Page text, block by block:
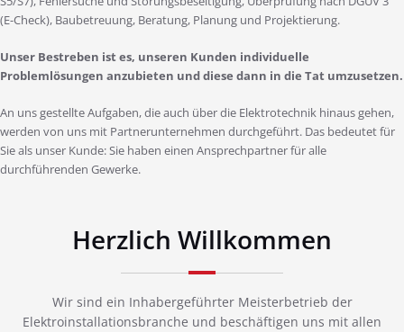
(E-Check), Baubetreuung, Beratung, Planung und Projektierung.
Unser Bestreben ist es, unseren Kunden individuelle
Problemlösungen anzubieten und diese dann in die Tat umzusetzen.
An uns gestellte Aufgaben, die auch über die Elektrotechnik hinaus gehen,
werden von uns mit Partnerunternehmen durchgeführt. Das bedeutet für
Sie als unser Kunde: Sie haben einen Ansprechpartner für alle
durchführenden Gewerke.
Herzlich Willkommen
Wir sind ein Inhabergeführter Meisterbetrieb der
Elektroinstallationsbranche und beschäftigen uns mit allen